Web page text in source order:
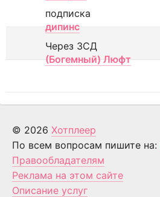
подписка
дипинс
Через ЗСД
(Богемный) Люфт
© 2026 Хотплеер
По всем вопросам пишите на:
Правообладателям
Реклама на этом сайте
Описание услуг